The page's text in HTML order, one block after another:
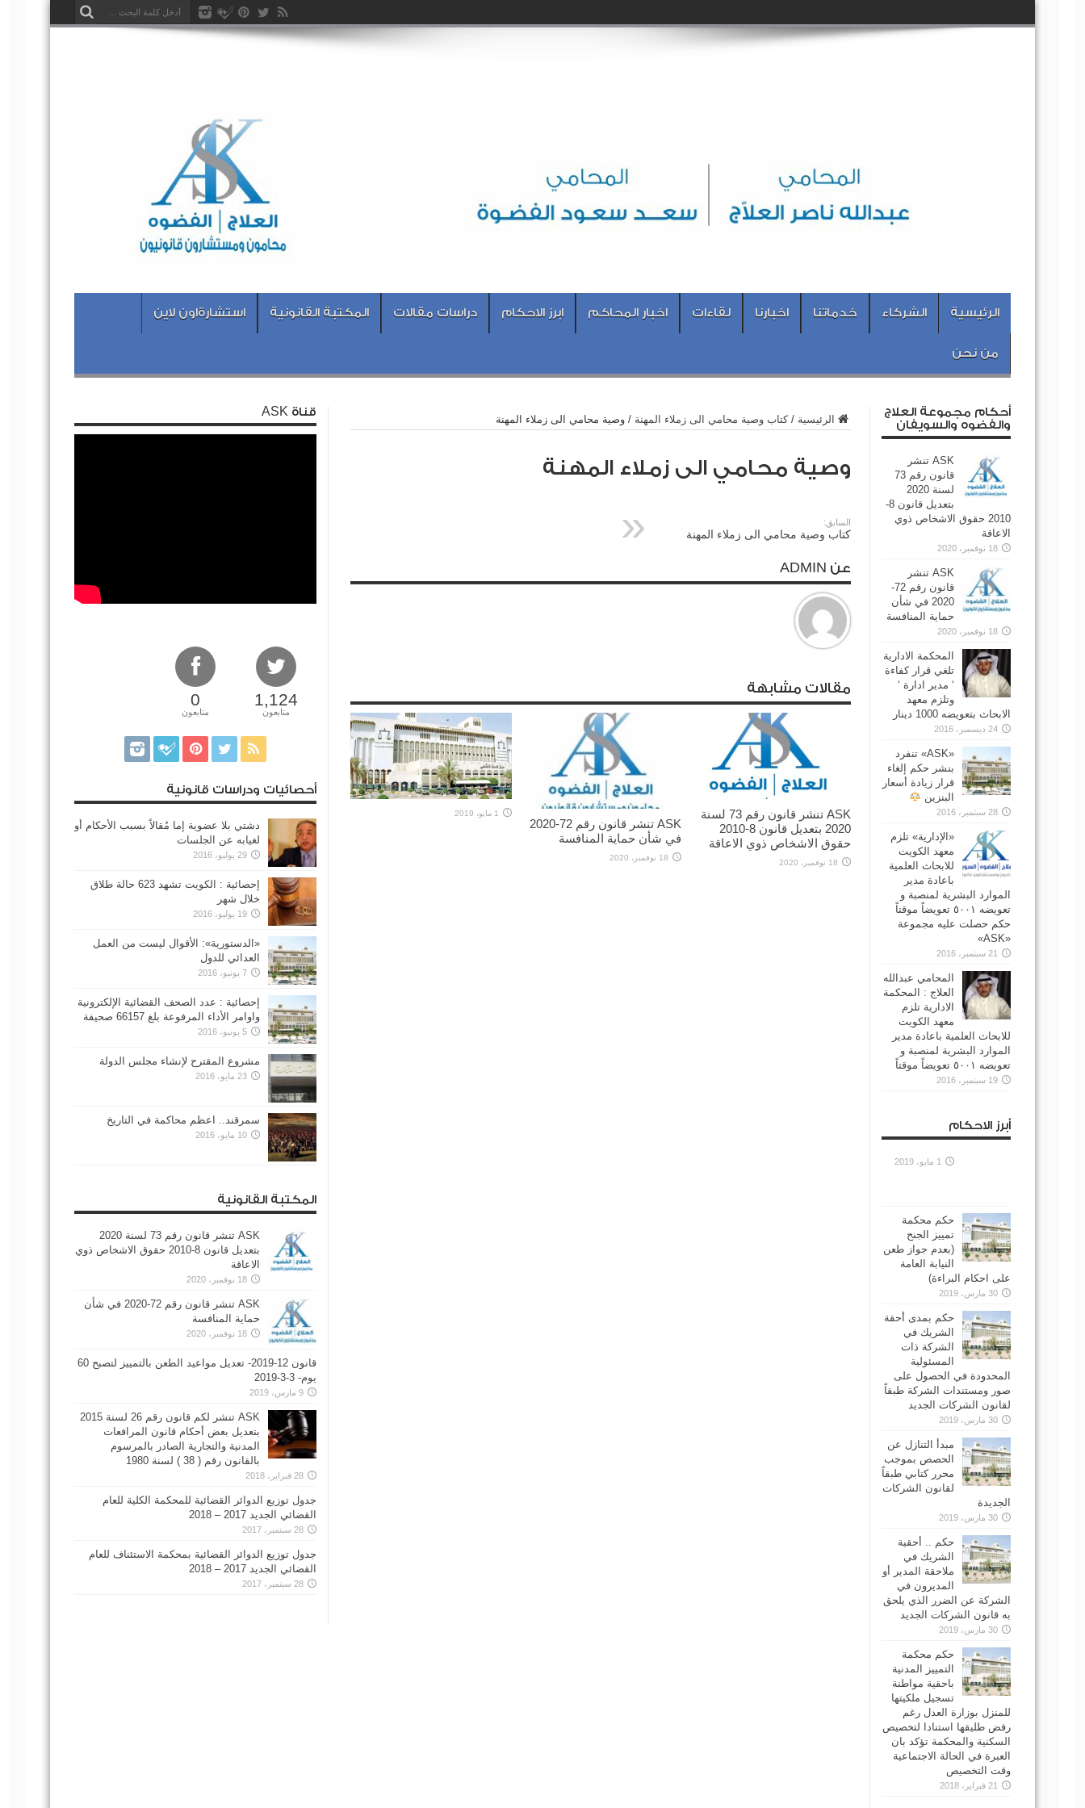
الرئيسية الشركاء خدماتنا اخبارنا لقاءات اخبار المحاكم ابرز الاحكام دراسات مقالات المكتبة القانونية استشارةاون لاين
من نحن
الرئيسية /كتاب وصية محامي الى زملاء المهنة / وصية محامي الى زملاء المهنة
وصية محامي الى زملاء المهنة
السابق:
كتاب وصية محامي الى زملاء المهنة
عن ADMIN
مقالات مشابهة
ASK تنشر قانون رقم 73 لسنة
2020 بتعديل قانون 8-2010
حقوق الاشخاص ذوي الاعاقة
18 نوفمبر، 2020
ASK تنشر قانون رقم 72-2020
في شأن حماية المنافسة
18 نوفمبر، 2020
1 مايو، 2019
أحكام مجموعة العلاج
والفضوه والسويفان
ASK تنشر
قانون رقم 73
لسنة 2020
بتعديل قانون 8-
2010 حقوق الاشخاص ذوي
الاعاقة
18 نوفمبر، 2020
ASK تنشر
قانون رقم 72-
2020 في شأن
حماية المنافسة
18 نوفمبر، 2020
المحكمة الادارية
تلغي قرار كفاءة
‘ مدير ادارة ‘
وتلزم معهد
الابحاث بتعويضه 1000 دينار
24 ديسمبر، 2016
‏«ASK» تنفرد
بنشر حكم إلغاء
قرار زيادة أسعار
البنزين
28 سبتمبر، 2016
«الإدارية» تلزم
معهد الكويت
للابحاث العلمية
باعادة مدير
الموارد البشرية لمنصبة و
تعويضه ٥٠٠١ تعويضاً موقتاً
حكم حصلت عليه مجموعة
«ASK»
21 سبتمبر، 2016
المحامي عبدالله
العلاج : المحكمة
الادارية تلزم
معهد الكويت
للابحاث العلمية باعادة مدير
الموارد البشرية لمنصبة و
تعويضه ٥٠٠١ تعويضاً موقتاً
19 سبتمبر، 2016
أبرز الاحكام
1 مايو، 2019
حكم محكمة
تمييز الجنح
(بعدم جواز طعن
النيابة العامة
على احكام البراءة)
30 مارس، 2019
حكم بمدى أحقة
الشريك في
الشركة ذات
المسئولية
المحدودة في الحصول على
صور ومستندات الشركة طبقاً
لقانون الشركات الجديد
30 مارس، 2019
مبدأ التنازل عن
الحصص بموجب
محرر كتابي طبقاً
لقانون الشركات
الجديدة
30 مارس، 2019
حكم .. أحقية
الشريك في
ملاحقة المدير أو
المديرون في
الشركة عن الضرر الذي يلحق
به قانون الشركات الجديد
30 مارس، 2019
حكم محكمة
التمييز المدنية
باحقية مواطنة
تسجيل ملكيتها
للمنزل بوزارة العدل رغم
رفض طليقها استنادا لتخصيص
السكنية والمحكمة تؤكد بان
العبرة في الحالة الاجتماعية
وقت التخصيص
21 فبراير، 2018
قناة ASK
1,124
متابعون
0
متابعون
أحصائيات ودراسات قانونية
دشتي بلا عضوية إما مُقالاً بسبب الأحكام أو
لغيابه عن الجلسات
29 يوليو، 2016
إحصائية : الكويت تشهد 623 حالة طلاق
خلال شهر
19 يوليو، 2016
«الدستورية»: الأقوال ليست من العمل
العدائي للدول
7 يونيو، 2016
إحصائية : عدد الصحف القضائية الإلكترونية
واوامر الأداء المرفوعة بلغ 66157 صحيفة
5 يونيو، 2016
مشروع المقترح لإنشاء مجلس الدولة
23 مايو، 2016
سمرقند.. اعظم محاكمة في التاريخ
10 مايو، 2016
المكتبة القانونية
ASK تنشر قانون رقم 73 لسنة 2020
بتعديل قانون 8-2010 حقوق الاشخاص ذوي
الاعاقة
18 نوفمبر، 2020
ASK تنشر قانون رقم 72-2020 في شأن
حماية المنافسة
18 نوفمبر، 2020
قانون 12-2019- تعديل مواعيد الطعن بالتمييز لتصبح 60
يوم- 3-3-2019
9 مارس، 2019
ASK تنشر لكم قانون رقم 26 لسنة 2015
بتعديل بعض أحكام قانون المرافعات
المدنية والتجارية الصادر بالمرسوم
بالقانون رقم ( 38 ) لسنة 1980
28 فبراير، 2018
جدول توزيع الدوائر القضائية للمحكمة الكلية للعام
القضائي الجديد 2017 – 2018
28 سبتمبر، 2017
جدول توزيع الدوائر القضائية بمحكمة الاستئناف للعام
القضائي الجديد 2017 – 2018
28 سبتمبر، 2017